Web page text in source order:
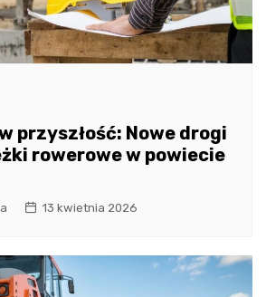
przyszłość: Nowe drogi
rowerowe w powiecie
13 kwietnia 2026